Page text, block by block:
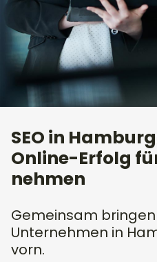
SEO in
Online-Erfolg
nehmen​
Gemeinsam
Unternehmen in
vorn.